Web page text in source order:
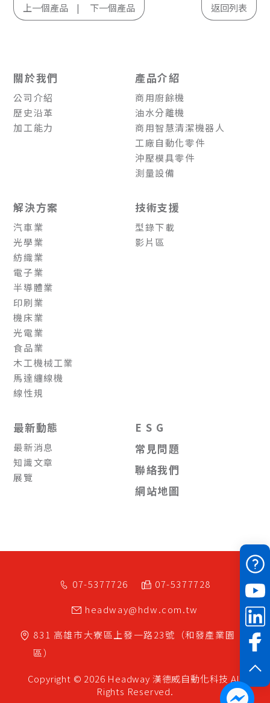
上一個產品 下一個產品 返回列表
關於我們
公司介紹
歷史沿革
加工能力
產品介紹
商用廚餘機
油水分離機
商用智慧清潔機器人
工廠自動化零件
沖壓模具零件
測量設備
解決方案
汽車業
光學業
紡織業
電子業
半導體業
印刷業
機床業
光電業
食品業
木工機械工業
馬達纏線機
線性規
技術支援
型錄下載
影片區
最新動態
最新消息
知識文章
展覽
E S G
常見問題
聯絡我們
網站地圖
07-5377726
07-5377728
headway@hdw.com.tw
831 高雄市大寮區 上發一路23號（和發產業園
區）
Copyright © 2026 Headway 漢德威自動化科技 All
Rights Reserved.